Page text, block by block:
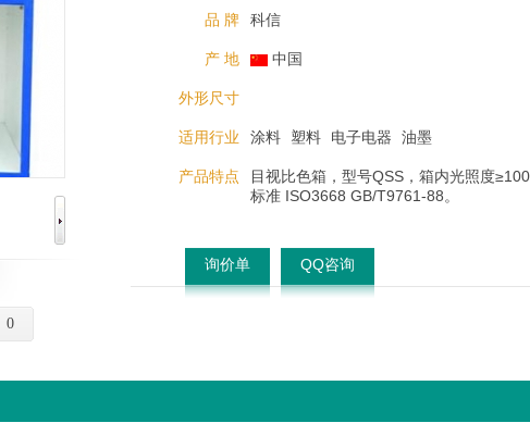
0
品 牌 科信
产 地 中国
外形尺寸
适用行业 涂料 塑料 电子电器 油墨
产品特点
目视比色箱，型号QSS，箱内光照度
标准 ISO3668 GB/T9761-88。
询价单 QQ咨询